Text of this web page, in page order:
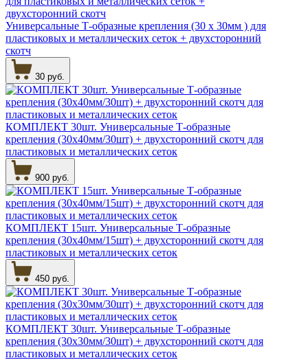
Универсальные Т-образные крепления (30 х 30мм ) для
пластиковых и металлических сеток + двухсторонний
скотч
30 руб.
КОМПЛЕКТ 30шт. Универсальные Т-образные
крепления (30х40мм/30шт) + двухсторонний скотч для
пластиковых и металлических сеток
900 руб.
КОМПЛЕКТ 15шт. Универсальные Т-образные
крепления (30х40мм/15шт) + двухсторонний скотч для
пластиковых и металлических сеток
450 руб.
КОМПЛЕКТ 30шт. Универсальные Т-образные
крепления (30х30мм/30шт) + двухсторонний скотч для
пластиковых и металлических сеток